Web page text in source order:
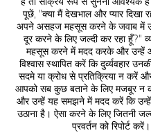
पूछें, "क्या मैं देखभाल और प्यार दिखा
अपने असहज महसूस करने के जवाब में
दूर करने के लिए जल्दी कर रहा हूँ?"
महसूस करने में मदद करके और उन्हें
विश्वास स्थापित करें कि दुर्व्यवहार
सदमे या क्रोध से प्रतिक्रिया न करें
आपको सब कुछ बताने के लिए मजबूर न
और उन्हें यह समझने में मदद करें कि
उठाना है। ऐसा करने के लिए जितनी
प्रवर्तन को रिपोर्ट करें।